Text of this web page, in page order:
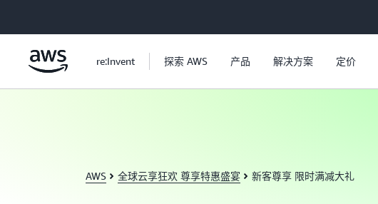
re:Invent 探索 AWS 产品 解决方案 定价
AWS 全球云享狂欢 尊享特惠盛宴 新客尊享 限时满减大礼